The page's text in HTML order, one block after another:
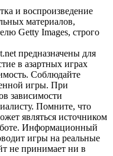
и воспроизведение
материалов,
Getty Images, строго
предназначены для
в азартных играх
Соблюдайте
игры. При
зависимости
Помните, что
являться источником
Информационный
игры на реальные
не принимает ни в